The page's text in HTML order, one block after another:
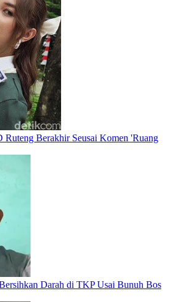
Berakhir Seusai Komen 'Ruang
Darah di TKP Usai Bunuh Bos